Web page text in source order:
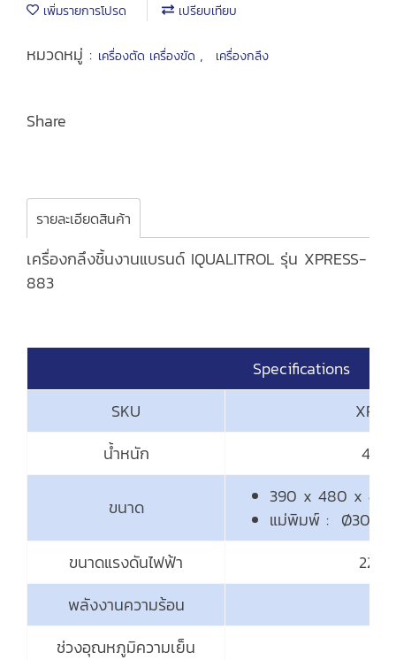
เพิ่มรายการโปรด เปรียบเทียบ
หมวดหมู่ : เครื่องตัด เครื่องขัด , เครื่องกลึง
Share
รายละเอียดสินค้า
เครื่องกลึงชิ้นงานแบรนด์ IQUALITROL รุ่น XPRESS-
883
Specifications
SKU
น้ำหนัก
48
ขนาด
390 x 480 x
แม่พิมพ์ : Ø30 มิล
ขนาดแรงดันไฟฟ้า
พลังงานความร้อน
ช่วงอุณหภูมิความเย็น